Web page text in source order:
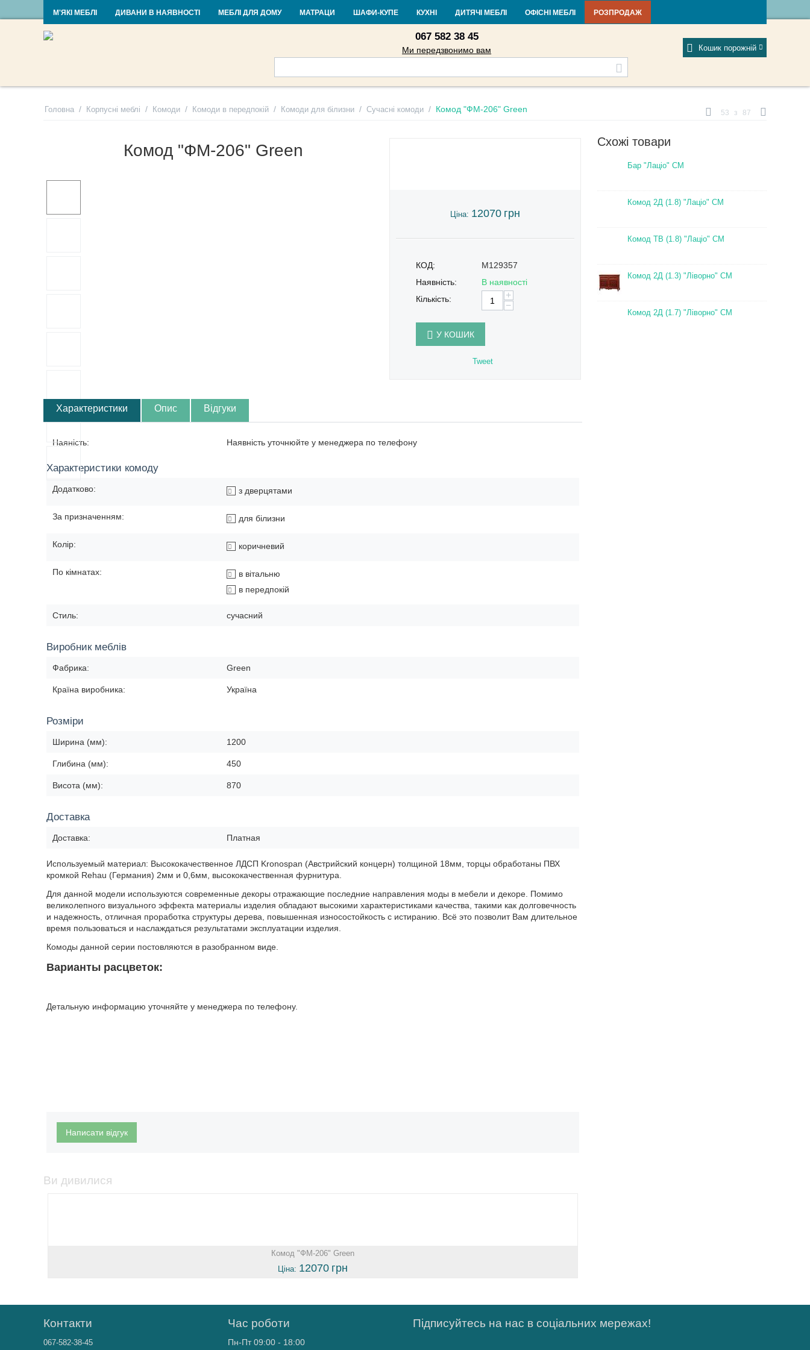
RU UA Контакти Доставка і оплата Гарантія та повернення Кредит Статті та новини Фабрики
067 582 38 45
Ми передзвонимо вам Кошик порожній
М'ЯКІ МЕБЛІ ДИВАНИ В НАЯВНОСТІ МЕБЛІ ДЛЯ ДОМУ МАТРАЦИ ШАФИ-КУПЕ КУХНІ ДИТЯЧІ МЕБЛІ ОФІСНІ МЕБЛІ РОЗПРОДАЖ
Головна / Корпусні меблі / Комоди / Комоди в передпокій / Комоди для білизни / Сучасні комоди / Комод "ФМ-206" Green 53 з 87
Комод "ФМ-206" Green
Ціна: 12070 грн
КОД:
M129357
Наявність:
В наявності
Кількість:
+
−
У КОШИК
Tweet
Характеристики Опис Відгуки
Наяність: Наявність уточнюйте у менеджера по телефону
Характеристики комоду
Додатково: з дверцятами
За призначенням: для білизни
Колір: коричневий
По кімнатах:
в вітальню
в передпокій
Стиль: сучасний
Виробник меблів
Фабрика: Green
Країна виробника: Україна
Розміри
Ширина (мм): 1200
Глибина (мм): 450
Висота (мм): 870
Доставка
Доставка: Платная
Используемый материал: Высококачественное ЛДСП Kronospan (Австрийский концерн) толщиной 18мм, торцы обработаны ПВХ
кромкой Rehau (Германия) 2мм и 0,6мм, высококачественная фурнитура.
Для данной модели используются современные декоры отражающие последние направления моды в мебели и декоре. Помимо
великолепного визуального эффекта материалы изделия обладают высокими характеристиками качества, такими как долговечность
и надежность, отличная проработка структуры дерева, повышенная износостойкость с истиранию. Всё это позволит Вам длительное
время пользоваться и наслаждаться результатами эксплуатации изделия.
Комоды данной серии постовляются в разобранном виде.
Варианты расцветок:
Детальную информацию уточняйте у менеджера по телефону.
Написати відгук
Ви дивилися
Комод "ФМ-206" Green
Ціна: 12070 грн
Схожі товари
Бар "Лаціо" СМ
Комод 2Д (1.8) "Лаціо" СМ
Комод ТВ (1.8) "Лаціо" СМ
Комод 2Д (1.3) "Ліворно" СМ
Комод 2Д (1.7) "Ліворно" СМ
Контакти
067-582-38-45
Час роботи
Пн-Пт 09:00 - 18:00
Підписуйтесь на нас в соціальних мережах!